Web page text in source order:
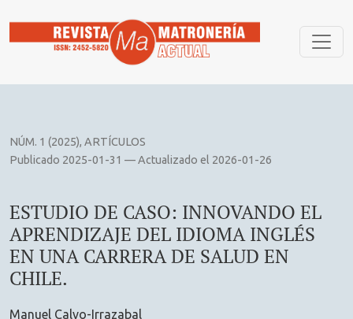
NÚM. 1 (2025), ARTÍCULOS
ESTUDIO DE CASO: INNOVANDO EL
APRENDIZAJE DEL IDIOMA INGLÉS
EN UNA CARRERA DE SALUD EN
CHILE.
Publicado 2025-01-31 — Actualizado el 2026-01-26
Manuel Calvo-Irrazabal